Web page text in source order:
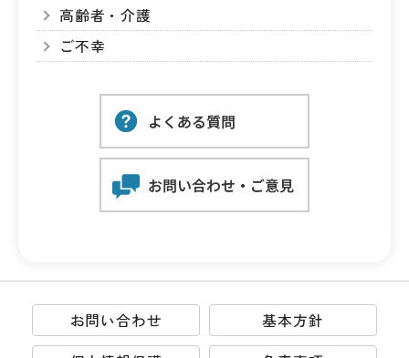
高齢者・介護
ご不幸
お問い合わせ
基本方針